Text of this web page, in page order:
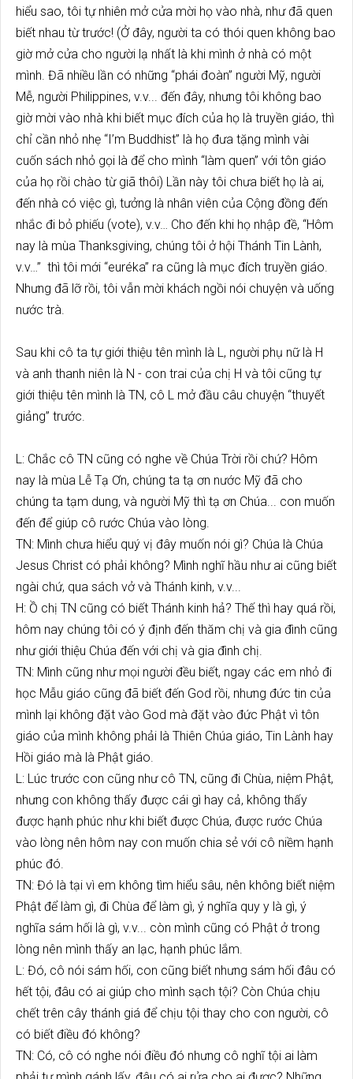
hiểu sao, tôi tự nhiên mở cửa mời họ vào nhà, như đã quen
biết nhau từ trước! (Ở đây, người ta có thói quen không bao
giờ mở cửa cho người lạ nhất là khi mình ở nhà có một
mình. Đã nhiều lần có những “phái đoàn” người Mỹ, người
Mễ, người Philippines, v.v... đến đây, nhưng tôi không bao
giờ mời vào nhà khi biết mục đích của họ là truyền giáo, thì
chỉ cần nhỏ nhẹ “I’m Buddhist” là họ đưa tặng mình vài
cuốn sách nhỏ gọi là để cho mình “làm quen” với tôn giáo
của họ rồi chào từ giã thôi) Lần này tôi chưa biết họ là ai,
đến nhà có việc gì, tưởng là nhân viên của Cộng đồng đến
nhắc đi bỏ phiếu (vote), v.v… Cho đến khi họ nhập đề, “Hôm
nay là mùa Thanksgiving, chúng tôi ở hội Thánh Tin Lành,
v.v…” thì tôi mới “euréka” ra cũng là mục đích truyền giáo.
Nhưng đã lỡ rồi, tôi vẫn mời khách ngồi nói chuyện và uống
nước trà.
Sau khi cô ta tự giới thiệu tên mình là L, người phụ nữ là H
và anh thanh niên là N - con trai của chị H và tôi cũng tự
giới thiệu tên mình là TN, cô L mở đầu câu chuyện “thuyết
giảng” trước.
L: Chắc cô TN cũng có nghe về Chúa Trời rồi chứ? Hôm
nay là mùa Lễ Tạ Ơn, chúng ta tạ ơn nước Mỹ đã cho
chúng ta tạm dung, và người Mỹ thì tạ ơn Chúa... con muốn
đến để giúp cô rước Chúa vào lòng.
TN: Mình chưa hiểu quý vị đây muốn nói gì? Chúa là Chúa
Jesus Christ có phải không? Mình nghĩ hầu như ai cũng biết
ngài chứ, qua sách vở và Thánh kinh, v.v...
H: Ồ chị TN cũng có biết Thánh kinh hả? Thế thì hay quá rồi,
hôm nay chúng tôi có ý định đến thăm chị và gia đình cũng
như giới thiệu Chúa đến với chị và gia đình chị.
TN: Mình cũng như mọi người đều biết, ngay các em nhỏ đi
học Mẫu giáo cũng đã biết đến God rồi, nhưng đức tin của
mình lại không đặt vào God mà đặt vào đức Phật vì tôn
giáo của mình không phải là Thiên Chúa giáo, Tin Lành hay
Hồi giáo mà là Phật giáo.
L: Lúc trước con cũng như cô TN, cũng đi Chùa, niệm Phật,
nhưng con không thấy được cái gì hay cả, không thấy
được hạnh phúc như khi biết được Chúa, được rước Chúa
vào lòng nên hôm nay con muốn chia sẻ với cô niềm hạnh
phúc đó.
TN: Đó là tại vì em không tìm hiểu sâu, nên không biết niệm
Phật để làm gì, đi Chùa để làm gì, ý nghĩa quy y là gì, ý
nghĩa sám hối là gì, v.v... còn mình cũng có Phật ở trong
lòng nên mình thấy an lạc, hạnh phúc lắm.
L: Đó, cô nói sám hối, con cũng biết nhưng sám hối đâu có
hết tội, đâu có ai giúp cho mình sạch tội? Còn Chúa chịu
chết trên cây thánh giá để chịu tội thay cho con người, cô
có biết điều đó không?
TN: Có, cô có nghe nói điều đó nhưng cô nghĩ tội ai làm